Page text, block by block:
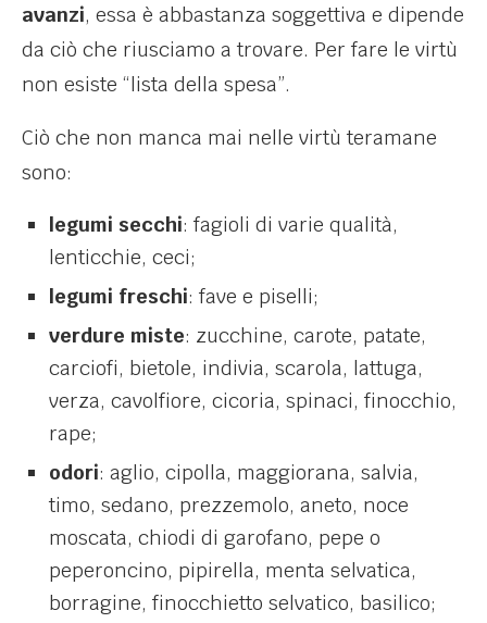
avanzi, essa è abbastanza soggettiva e dipende
da ciò che riusciamo a trovare. Per fare le virtù
non esiste “lista della spesa”.
Ciò che non manca mai nelle virtù teramane
sono:
legumi secchi: fagioli di varie qualità,
lenticchie, ceci;
legumi freschi: fave e piselli;
verdure miste: zucchine, carote, patate,
carciofi, bietole, indivia, scarola, lattuga,
verza, cavolfiore, cicoria, spinaci, finocchio,
rape;
odori: aglio, cipolla, maggiorana, salvia,
timo, sedano, prezzemolo, aneto, noce
moscata, chiodi di garofano, pepe o
peperoncino, pipirella, menta selvatica,
borragine, finocchietto selvatico, basilico;